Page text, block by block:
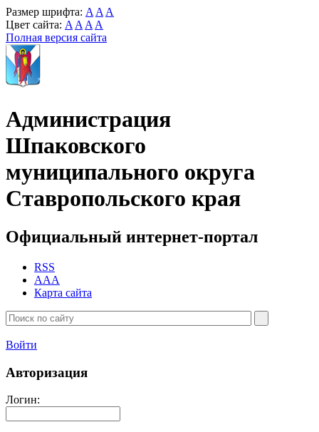
Размер шрифта: A A A
Цвет сайта: A A A A
Полная версия сайта
Администрация
Шпаковского
муниципального округа
Ставропольского края
Официальный интернет-портал
RSS
AAA
Карта сайта
Войти
Авторизация
Логин: